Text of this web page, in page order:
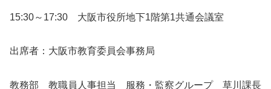
15:30～17:30 大阪市役所地下1階第1共通会議室
出席者：大阪市教育委員会事務局
教務部 教職員人事担当 服務・監察グループ 草川課長